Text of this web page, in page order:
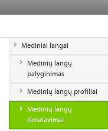
Mediniai langai
Medinių langų
palyginimas
Medinių langų profiliai
Medinių langų
išmatavimai